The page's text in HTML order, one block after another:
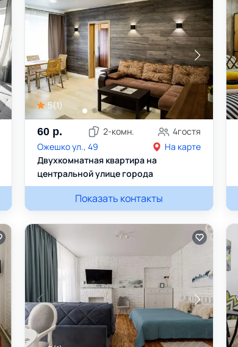
5(1)
60 р. 2-комн. 4гостя
Ожешко ул., 49
На карте
Двухкомнатная квартира на
центральной улице города
+375333074552
Показать контакты